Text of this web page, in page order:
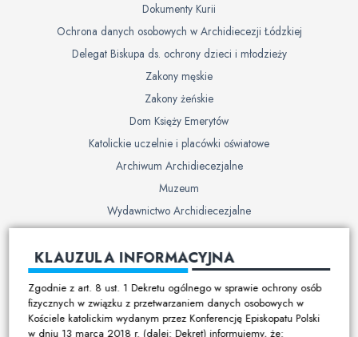
Dokumenty Kurii
Ochrona danych osobowych w Archidiecezji Łódzkiej
Delegat Biskupa ds. ochrony dzieci i młodzieży
Zakony męskie
Zakony żeńskie
Dom Księży Emerytów
Katolickie uczelnie i placówki oświatowe
Archiwum Archidiecezjalne
Muzeum
Wydawnictwo Archidiecezjalne
Cmentarze
Duszpasterstwo
Program duszpasterski
Kalendarz pracy duszpasterskiej
KLAUZULA INFORMACYJNA
Zgodnie z art. 8 ust. 1 Dekretu ogólnego w sprawie ochrony osób
fizycznych w związku z przetwarzaniem danych osobowych w
Kościele katolickim wydanym przez Konferencję Episkopatu Polski
w dniu 13 marca 2018 r. (dalej: Dekret) informujemy, że: